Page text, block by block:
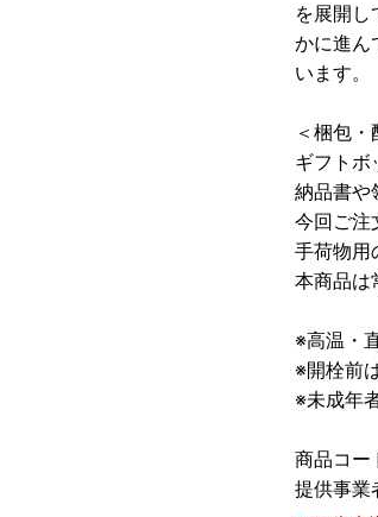
を展開
かに進ん
います。
＜梱包・
ギフトボ
納品書や
今回ご注
手荷物用
本商品は
※高温・
※開栓前
※未成年
商品コ
提供事業